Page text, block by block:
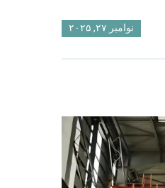
نوامبر ۲۷, ۲۰۲۵